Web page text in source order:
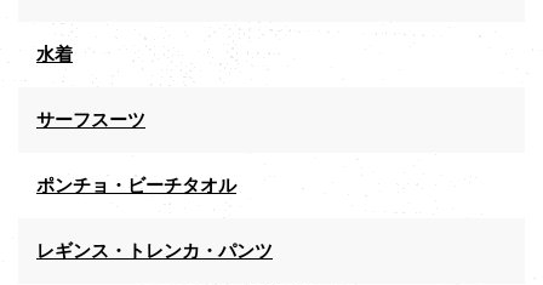
水着
サーフスーツ
ポンチョ・ビーチタオル
レギンス・トレンカ・パンツ